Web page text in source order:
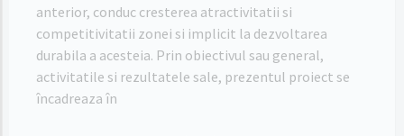
anterior, conduc cresterea atractivitatii si
competitivitatii zonei si implicit la dezvoltarea
durabila a acesteia. Prin obiectivul sau general,
activitatile si rezultatele sale, prezentul proiect se
încadreaza în